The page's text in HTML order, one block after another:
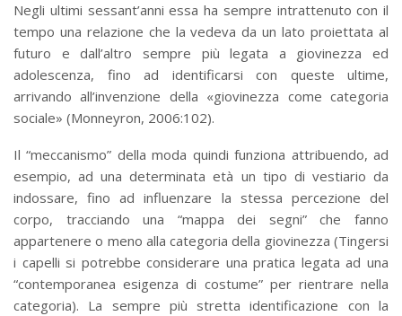
Negli ultimi sessant’anni essa ha sempre intrattenuto con il
tempo una relazione che la vedeva da un lato proiettata al
futuro e dall’altro sempre più legata a giovinezza ed
adolescenza, fino ad identificarsi con queste ultime,
arrivando all’invenzione della «giovinezza come categoria
sociale» (Monneyron, 2006:102).
Il “meccanismo” della moda quindi funziona attribuendo, ad
esempio, ad una determinata età un tipo di vestiario da
indossare, fino ad influenzare la stessa percezione del
corpo, tracciando una “mappa dei segni” che fanno
appartenere o meno alla categoria della giovinezza (Tingersi
i capelli si potrebbe considerare una pratica legata ad una
“contemporanea esigenza di costume” per rientrare nella
categoria). La sempre più stretta identificazione con la